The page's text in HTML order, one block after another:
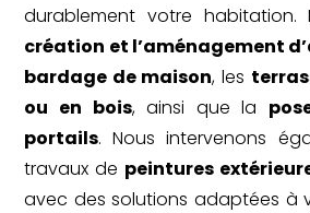
durablement votre habitation.
création et l’aménagement
bardage de maison, les
ou en bois, ainsi que la
portails. Nous intervenons
travaux de peintures
avec des solutions adaptées à